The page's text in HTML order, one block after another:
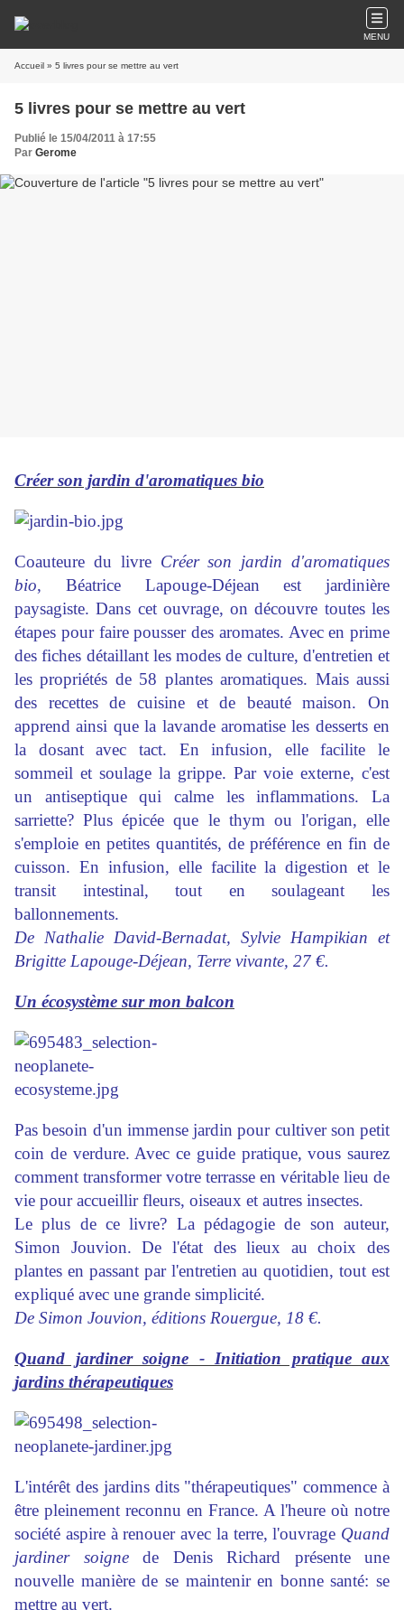
MENU
Accueil » 5 livres pour se mettre au vert
5 livres pour se mettre au vert
Publié le 15/04/2011 à 17:55
Par Gerome
Créer son jardin d'aromatiques bio
Coauteure du livre Créer son jardin d'aromatiques
bio, Béatrice Lapouge-Déjean est jardinière
paysagiste. Dans cet ouvrage, on découvre toutes les
étapes pour faire pousser des aromates. Avec en prime
des fiches détaillant les modes de culture, d'entretien et
les propriétés de 58 plantes aromatiques. Mais aussi
des recettes de cuisine et de beauté maison. On
apprend ainsi que la lavande aromatise les desserts en
la dosant avec tact. En infusion, elle facilite le
sommeil et soulage la grippe. Par voie externe, c'est
un antiseptique qui calme les inflammations. La
sarriette? Plus épicée que le thym ou l'origan, elle
s'emploie en petites quantités, de préférence en fin de
cuisson. En infusion, elle facilite la digestion et le
transit intestinal, tout en soulageant les
ballonnements.
De Nathalie David-Bernadat, Sylvie Hampikian et
Brigitte Lapouge-Déjean, Terre vivante, 27 €.
Un écosystème sur mon balcon
Pas besoin d'un immense jardin pour cultiver son petit
coin de verdure. Avec ce guide pratique, vous saurez
comment transformer votre terrasse en véritable lieu de
vie pour accueillir fleurs, oiseaux et autres insectes.
Le plus de ce livre? La pédagogie de son auteur,
Simon Jouvion. De l'état des lieux au choix des
plantes en passant par l'entretien au quotidien, tout est
expliqué avec une grande simplicité.
De Simon Jouvion, éditions Rouergue, 18 €.
Quand jardiner soigne - Initiation pratique aux
jardins thérapeutiques
L'intérêt des jardins dits "thérapeutiques" commence à
être pleinement reconnu en France. A l'heure où notre
société aspire à renouer avec la terre, l'ouvrage Quand
jardiner soignede Denis Richard présente une
nouvelle manière de se maintenir en bonne santé: se
mettre au vert.